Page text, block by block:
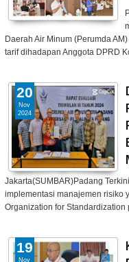
Daerah Air Minum (Perumda
tarif dihadapan Anggota DPRD
Jakarta(SUMBAR)Padang
implementasi manajemen risiko
Organization for
20
Nov
2024
19
Nov